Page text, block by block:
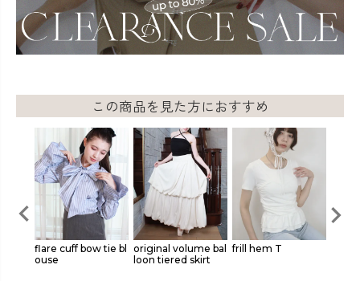
この商品を見た方におすすめ
flare cuff bow tie bl
ouse
original volume bal
loon tiered skirt
frill hem T